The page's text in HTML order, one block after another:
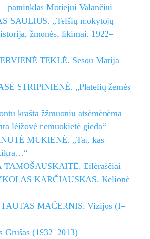
paminklas Motiejui Valančiui
SAULIUS. „Telšių mokytojų
žmonės, likimai. 1922–
TEKLĖ. Sesou Marija
STRIPINIENĖ. „Platelių žemės
krašta žžmuoniū atsėmėnėmā
lėižovė nemuokietė gieda“
MUKIENĖ. „Tai, kas
TAMOŠAUSKAITĖ. Eilėraščiai
KARČIAUSKAS. Kelionė
MAČERNIS. Vizijos (I–
Grušas (1932–2013)